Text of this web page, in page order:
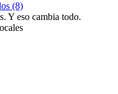
(8)
Y eso cambia todo.